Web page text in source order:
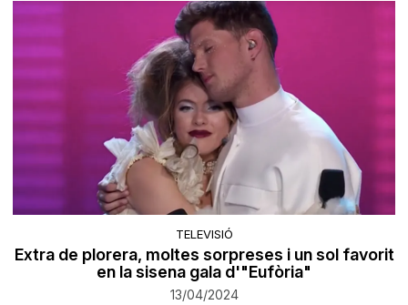
TELEVISIÓ
Extra de plorera, moltes sorpreses i un sol favorit
en la sisena gala d'"Eufòria"
13/04/2024